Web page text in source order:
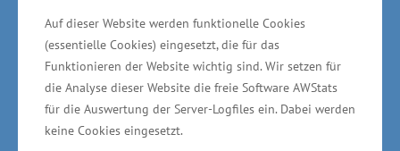
Auf dieser Website werden funktionelle Cookies
(essentielle Cookies) eingesetzt, die für das
Funktionieren der Website wichtig sind. Wir setzen für
die Analyse dieser Website die freie Software AWStats
für die Auswertung der Server-Logfiles ein. Dabei werden
keine Cookies eingesetzt.
In Mecklenburg-Vorpommern sind
beispielsweise die über 60 staatlich
anerkannten Kur- und Erholungsorte
touristische, medizinische und therapeutische